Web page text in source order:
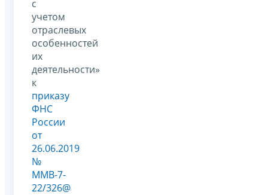
с
учетом
отраслевых
особенностей
их
деятельности»
к
приказу
ФНС
России
от
26.06.2019
№
ММВ-7-
22/326@